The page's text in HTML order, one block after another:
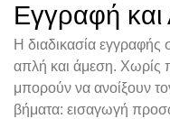
Εγγραφή και
Η διαδικασία εγγραφής
απλή και άμεση. Χωρίς
μπορούν να ανοίξουν
βήματα: εισαγωγή